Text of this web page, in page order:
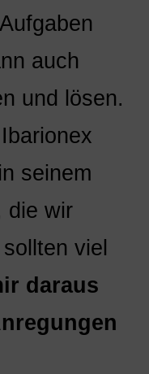
auch
und lösen.
seinem
die wir
viel
daraus